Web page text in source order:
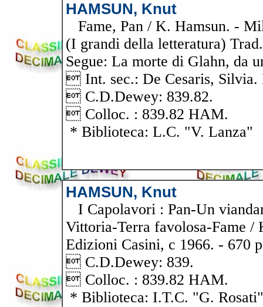
HAMSUN, Knut
Fame, Pan / K. Hamsun. -
(I grandi della letteratura)
Segue: La morte di Glahn, da
 Int. sec.: De Cesaris, Silvia.
 C.D.Dewey: 839.82.
 Colloc. : 839.82 HAM.
* Biblioteca: L.C. "V. Lanza"
HAMSUN, Knut
I Capolavori : Pan-Un
Vittoria-Terra favolosa-Fame /
Edizioni Casini, c 1966. - 670
 C.D.Dewey: 839.
 Colloc. : 839.82 HAM.
* Biblioteca: I.T.C. "G. Rosati"